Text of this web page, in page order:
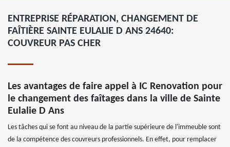
ENTREPRISE RÉPARATION, CHANGEMENT DE
FAÎTIÈRE SAINTE EULALIE D ANS 24640:
COUVREUR PAS CHER
Les avantages de faire appel à IC Renovation pour
le changement des faîtages dans la ville de Sainte
Eulalie D Ans
Les tâches qui se font au niveau de la partie supérieure de l'immeuble sont
de la compétence des couvreurs professionnels. En effet, pour remplacer